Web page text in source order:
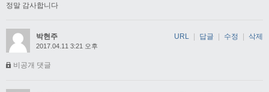
정말 감사합니다
박현주
2017.04.11 3:21 오후
비공개 댓글
URL 답글 수정 삭제